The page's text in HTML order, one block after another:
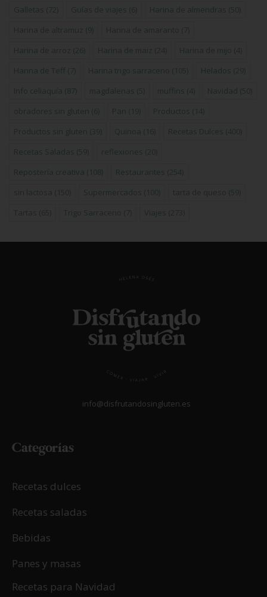
Galletas (72) Guías de viajes (6) Harina de almendras (50)
Harina de altramuz (9) Harina de amaranto (7)
Harina de arroz (26) Harina de maiz (24) Harina de mijo (4)
Harina de Teff (7) Harina trigo sarraceno (105) Helados (29)
Info celiaquía (87) magdalenas (5) muffins (4) Navidad (50)
obradores sin gluten (6) Pan (19) Productos (14)
Productos sin gluten (39) Quinoa (16) Recetas Dulces (400)
Recetas Saladas (59) reflexiones (20)
Repostería creativa (108) Restaurantes (254)
sin lactosa (150) Supermercados (100) tarta de queso (59)
Tartas (65) Trigo Sarraceno (7) Viajes (273)
info@disfrutandosingluten.es
Categorías
Recetas dulces
Recetas saladas
Bebidas
Panes y masas
Recetas para Navidad